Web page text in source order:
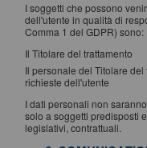
I soggetti che possono
dell'utente in qualità di
Comma 1 del GDPR) sono:
Il Titolare del trattamento
Il personale del Titolare
richieste dell'utente
I dati personali non
solo a soggetti predisposti
legislativi, contrattuali.